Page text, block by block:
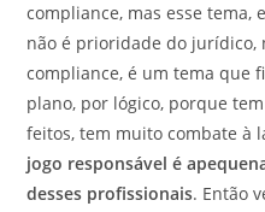
compliance, mas esse tema,
não é prioridade do jurídico,
compliance, é um tema que
plano, por lógico, porque
feitos, tem muito combate à
jogo responsável é
desses profissionais. Então